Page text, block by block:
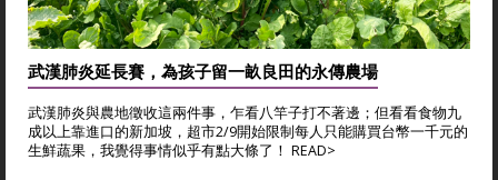
武漢肺炎延長賽，為孩子留一畝良田的永傳農場
武漢肺炎與農地徵收這兩件事，乍看八竿子打不著邊；但看看食物九
成以上靠進口的新加坡，超市2/9開始限制每人只能購買台幣一千元的
生鮮蔬果，我覺得事情似乎有點大條了！ READ>